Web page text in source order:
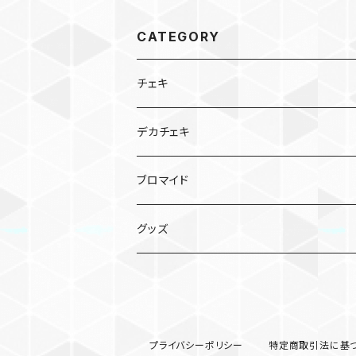
CATEGORY
チェキ
サインお名前ひとことチェキ
宿題チェキ
デカチェキ
ブロマイド
グッズ
プライバシーポリシー 特定商取引法に基